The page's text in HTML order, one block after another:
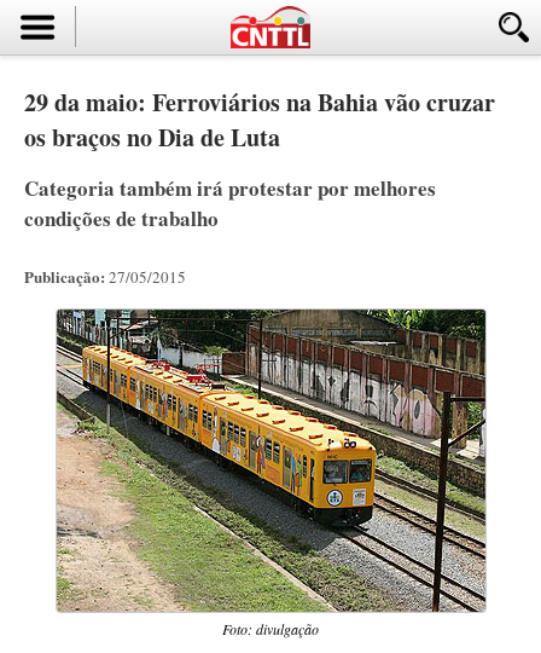
29 da maio: Ferroviários na Bahia vão cruzar
os braços no Dia de Luta
Categoria também irá protestar por melhores
condições de trabalho
Publicação: 27/05/2015
Foto: divulgação